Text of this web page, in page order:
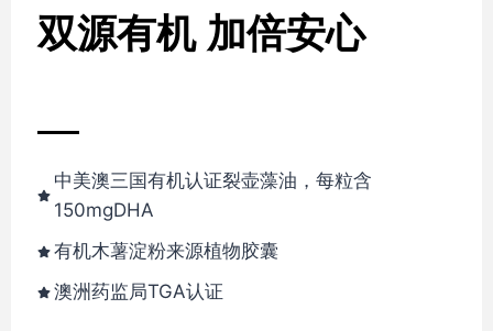
双源有机 加倍安心
中美澳三国有机认证裂壶藻油，每粒含
150mgDHA
有机木薯淀粉来源植物胶囊
澳洲药监局TGA认证